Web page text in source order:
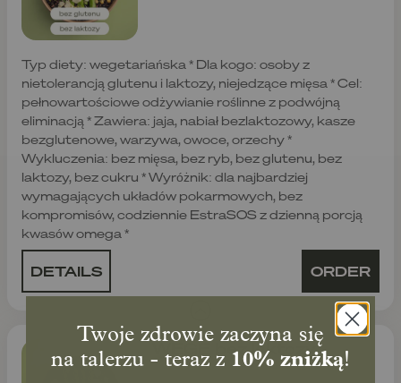
Typ diety: wegetariańska * Dla kogo: osoby z
nietolerancją glutenu i laktozy, niejedzące mięsa * Cel:
pełnowartościowe odżywianie roślinne z podwójną
eliminacją * Zawiera: jaja, nabiał bezlaktozowy, kasze
bezglutenowe, warzywa, owoce, orzechy *
Wykluczenia: bez mięsa, bez ryb, bez glutenu, bez
laktozy, bez cukru * Wyróżnik: dla najbardziej
wymagających układów pokarmowych, bez
kompromisów, codziennie EstraSOS z dzienną porcją
kwasów omega *
DETAILS ORDER
WEGE bez laktozy
Twoje zdrowie zaczyna się
na talerzu - teraz z 10% zniżką!